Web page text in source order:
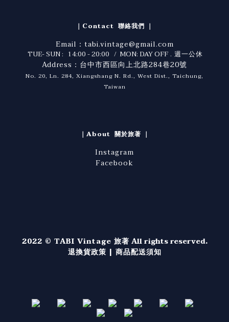
｜Contact 聯絡我們 ｜
Email：tabi.vintage@gmail.com
TUE- SUN : 14:00 - 20:00 / MON: DAY OFF . 週一公休
Address：台中市西區向上北路284巷20號
No. 20, Ln. 284, Xiangshang N. Rd., West Dist., Taichung,
Taiwan
｜About 關於旅著 ｜
Instagram
Facebook
2022 © TABI Vintage 旅著 All rights reserved.
退換貨政策 | 商品配送須知